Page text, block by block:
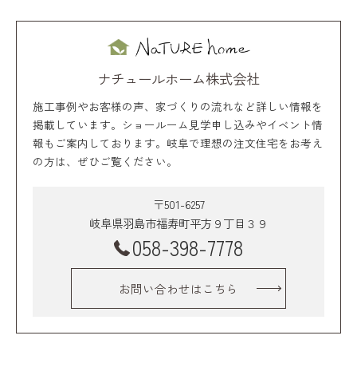
ナチュールホーム株式会社
施工事例やお客様の声、家づくりの流れなど詳しい情報を
掲載しています。ショールーム見学申し込みやイベント情
報もご案内しております。岐阜で理想の注文住宅をお考え
の方は、ぜひご覧ください。
〒501-6257
岐阜県羽島市福寿町平方９丁目３９
058-398-7778
お問い合わせはこちら